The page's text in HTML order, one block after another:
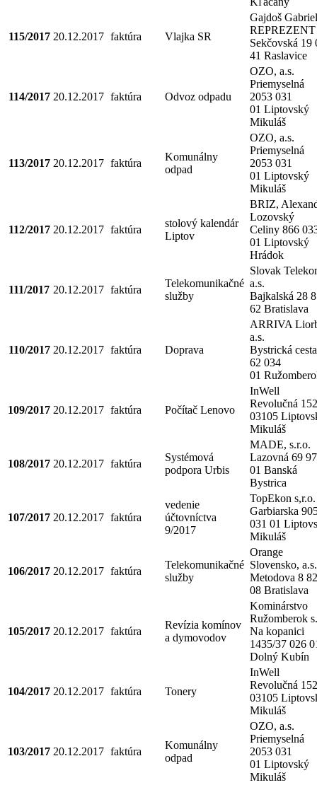
115/2017 20.12.2017 faktúra Vlajka SR
Gajdoš
REPREZENT
Sekčovská 19
41 Raslavice
114/2017 20.12.2017 faktúra Odvoz odpadu
OZO, a.s.
Priemyselná
2053 031
01 Liptovský
Mikuláš
113/2017 20.12.2017 faktúra
Komunálny
odpad
OZO, a.s.
Priemyselná
2053 031
01 Liptovský
Mikuláš
112/2017 20.12.2017 faktúra
stolový kalendár
Liptov
BRIZ,
Lozovský
Celiny 866
01 Liptovský
Hrádok
111/2017 20.12.2017 faktúra
Telekomunikačné
služby
Slovak
a.s.
Bajkalská 28
62 Bratislava
110/2017 20.12.2017 faktúra Doprava
ARRIVA
a.s.
Bystrická cesta
62 034
01
109/2017 20.12.2017 faktúra Počítač Lenovo
InWell
Revolučná
03105
Mikuláš
108/2017 20.12.2017 faktúra
Systémová
podpora Urbis
MADE, s.r.o.
Lazovná 69
01 Banská
Bystrica
107/2017 20.12.2017 faktúra
vedenie
účtovníctva
9/2017
TopEkon s,r.o.
Garbiarska
031 01
Mikuláš
106/2017 20.12.2017 faktúra
Telekomunikačné
služby
Orange
Slovensko, a.s.
Metodova 8
08 Bratislava
105/2017 20.12.2017 faktúra
Revízia komínov
a dymovodov
Kominárstvo
Ružomberok
Na kopanici
1435/37 026
Dolný Kubín
104/2017 20.12.2017 faktúra Tonery
InWell
Revolučná
03105
Mikuláš
103/2017 20.12.2017 faktúra
Komunálny
odpad
OZO, a.s.
Priemyselná
2053 031
01 Liptovský
Mikuláš